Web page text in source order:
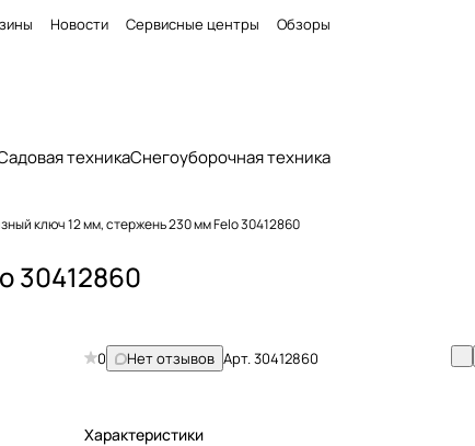
Новости Сервисные центры Обзоры
техникаСнегоуборочная техника
ключ 12 мм, стержень 230 мм Felo 30412860
30412860
0 Нет отзывов Арт.30412860
Характеристики